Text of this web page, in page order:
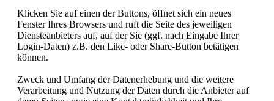
Klicken Sie auf einen der Buttons, öffnet sich ein neues
Fenster Ihres Browsers und ruft die Seite des jeweiligen
Diensteanbieters auf, auf der Sie (ggf. nach Eingabe Ihrer
Login-Daten) z.B. den Like- oder Share-Button betätigen
können.
Zweck und Umfang der Datenerhebung und die weitere
Verarbeitung und Nutzung der Daten durch die Anbieter auf